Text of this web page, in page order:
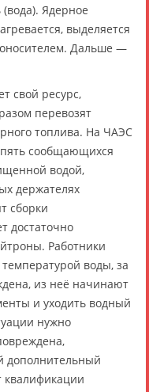
Ядерное
выделяется
Дальше —
свой ресурс,
перевозят
топлива. На ЧАЭС
сообщающихся
водой,
держателях
сборки
достаточно
Работники
воды, за
из неё начинают
и уходить водный
нужно
дополнительный
квалификации